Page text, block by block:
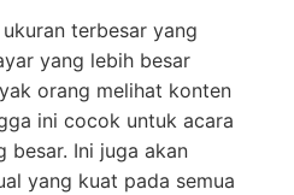
terbesar yang
yang lebih besar
orang melihat konten
ini cocok untuk acara
besar. Ini juga akan
yang kuat pada semua